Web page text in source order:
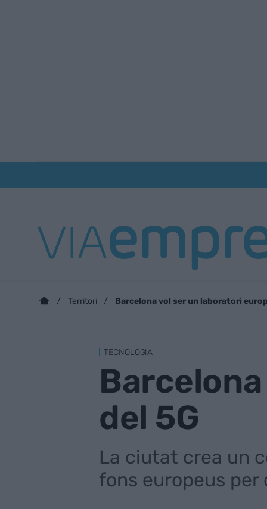
Territori Barcelona vol ser un laboratori
TECNOLOGIA
del 5G
La ciutat crea un
fons europeus